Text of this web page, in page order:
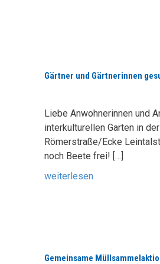
Gärtner und Gärtnerinnen
Liebe Anwohnerinnen und
interkulturellen Garten in der
Römerstraße/Ecke
noch Beete frei! […]
weiterlesen
Gemeinsame